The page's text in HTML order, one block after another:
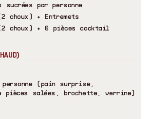
sucrées par personne
choux) + Entremets
choux) + 6 pièces cocktail
(pain surprise,
pièces salées, brochette, verrine)